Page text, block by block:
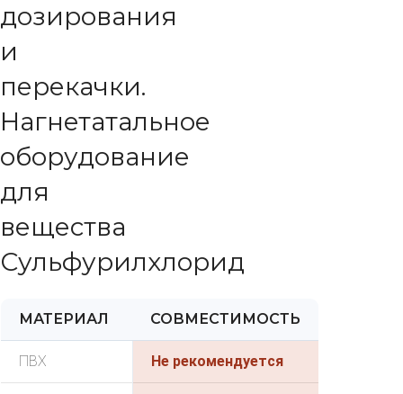
дозирования
и
перекачки.
Нагнетатальное
оборудование
для
вещества
Сульфурилхлорид
МАТЕРИАЛ СОВМЕСТИМОСТЬ
ПВХ Не рекомендуется